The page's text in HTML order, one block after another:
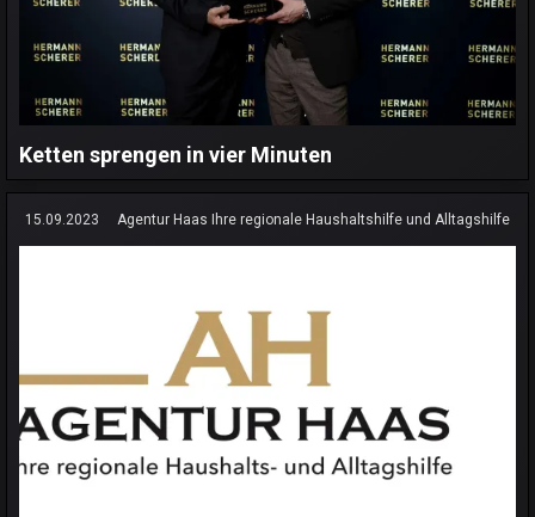
Ketten sprengen in vier Minuten
15.09.2023 Agentur Haas Ihre regionale Haushaltshilfe und Alltagshilfe